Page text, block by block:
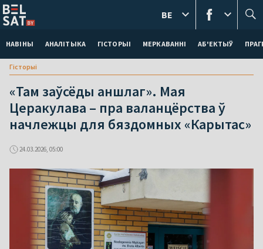
НАВІНЫ АНАЛІТЫКА ГІСТОРЫІ МЕРКАВАННI АБ'ЕКТЫЎ
BE
Гісторыі
«Там заўсёды аншлаг». Мая
Церакулава – пра валанцёрства ў
начлежцы для бяздомных «Карытас»
24.03.2026, 05:00